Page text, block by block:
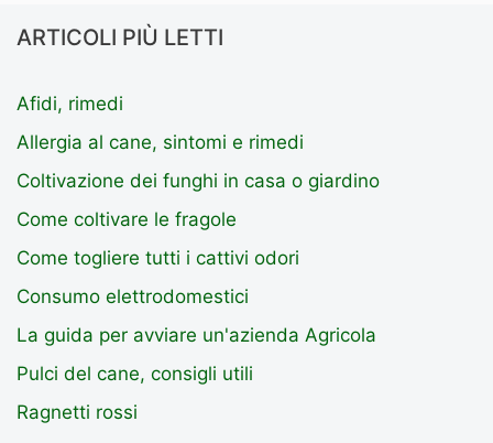
ARTICOLI PIÙ LETTI
Afidi, rimedi
Allergia al cane, sintomi e rimedi
Coltivazione dei funghi in casa o giardino
Come coltivare le fragole
Come togliere tutti i cattivi odori
Consumo elettrodomestici
La guida per avviare un'azienda Agricola
Pulci del cane, consigli utili
Ragnetti rossi